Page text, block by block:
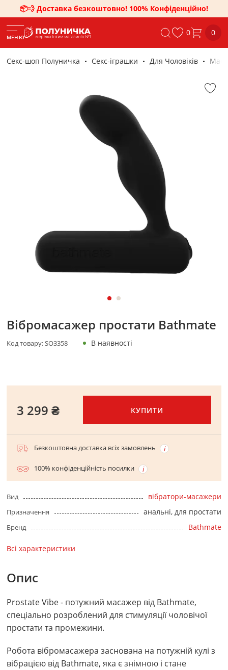
📦💨 Доставка безкоштовно! 100% Конфіденційно!
МЕНЮ 0 0
Секс-шоп Полуничка Секс-iграшки Для Чоловіків
Вібромасажер простати Bathmate
Код товару:SO3358 В наявності
3 299 ₴ КУПИТИ
Безкоштовна доставка всіх замовлень
100% конфіденційність посилки
Вид вібратори-масажери
Призначення анальні, для простати
Бренд Bathmate
Всі характеристики
Опис
Prostate Vibe - потужний масажер від Bathmate,
спеціально розроблений для стимуляції чоловічої
простати та промежини.
Робота вібромасажера заснована на потужній кулі з
вібрацією від Bathmate, яка є знімною і стане